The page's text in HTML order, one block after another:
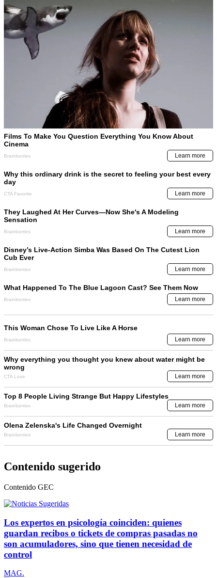
Contenido sugerido
Contenido GEC
Los expertos en psicología coinciden: quienes
guardan recibos o tickets de compras pasadas no
son acumuladores, sino que tienen necesidad de
control
MAG.